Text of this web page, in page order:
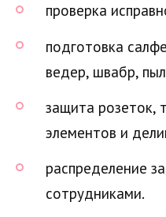
проверка
подготовка
ведер, швабр,
защита розеток,
элементов и
распределение
сотрудниками.